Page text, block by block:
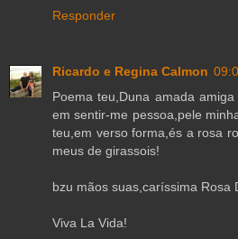
Responder
Ricardo e Regina Calmon
Poema teu,Duna amada
em sentir-me pessoa,pele
teu,em verso forma,és a rosa
meus de girassois!
bzu mãos suas,caríssima Rosa
Viva La Vida!